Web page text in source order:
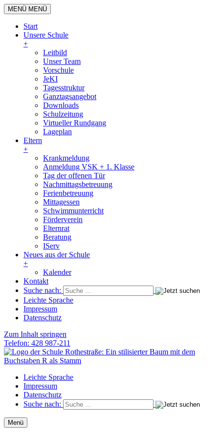
MENÜ MENÜ
Start
Unsere Schule
+
Leitbild
Unser Team
Vorschule
JeKI
Tagesstruktur
Ganztagsangebot
Downloads
Schulzeitung
Virtueller Rundgang
Lageplan
Eltern
+
Krankmeldung
Anmeldung VSK + 1. Klasse
Tag der offenen Tür
Nachmittagsbetreuung
Ferienbetreuung
Mittagessen
Schwimmunterricht
Förderverein
Elternrat
Beratung
IServ
Neues aus der Schule
+
Kalender
Kontakt
Suche nach:
Leichte Sprache
Impressum
Datenschutz
Zum Inhalt springen
Telefon: 428 987-211
Schule Rothestraße
Die Grundschule im Herzen von Ottensen
Leichte Sprache
Impressum
Datenschutz
Suche nach:
Menü